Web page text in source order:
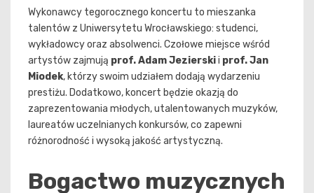
Wykonawcy tegorocznego koncertu to mieszanka
talentów z Uniwersytetu Wrocławskiego: studenci,
wykładowcy oraz absolwenci. Czołowe miejsce wśród
artystów zajmują prof. Adam Jezierskii prof. Jan
Miodek, którzy swoim udziałem dodają wydarzeniu
prestiżu. Dodatkowo, koncert będzie okazją do
zaprezentowania młodych, utalentowanych muzyków,
laureatów uczelnianych konkursów, co zapewni
różnorodność i wysoką jakość artystyczną.
Bogactwo muzycznych